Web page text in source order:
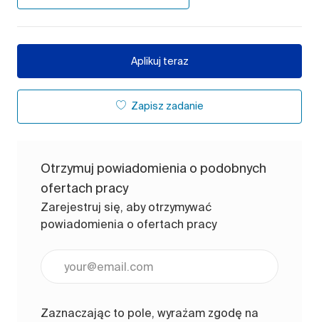
Aplikuj teraz
Zapisz zadanie
Otrzymuj powiadomienia o podobnych
ofertach pracy
Zarejestruj się, aby otrzymywać
powiadomienia o ofertach pracy
Zaznaczając to pole, wyrażam zgodę na